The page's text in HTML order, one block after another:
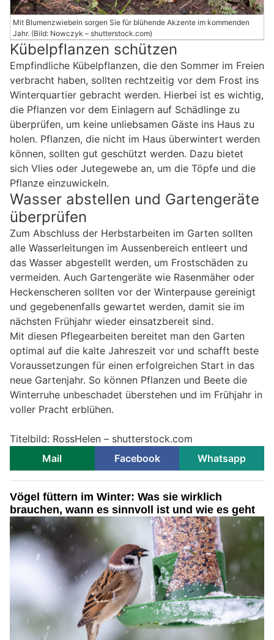
Mit Blumenzwiebeln sorgen Sie für blühende Akzente im kommenden
Jahr. (Bild: Nowczyk – shutterstock.com)
Kübelpflanzen schützen
Empfindliche Kübelpflanzen, die den Sommer im Freien
verbracht haben, sollten rechtzeitig vor dem Frost ins
Winterquartier gebracht werden. Hierbei ist es wichtig,
die Pflanzen vor dem Einlagern auf Schädlinge zu
überprüfen, um keine unliebsamen Gäste ins Haus zu
holen. Pflanzen, die nicht im Haus überwintert werden
können, sollten gut geschützt werden. Dazu bietet
sich Vlies oder Jutegewebe an, um die Töpfe und die
Pflanze einzuwickeln.
Wasser abstellen und Gartengeräte
überprüfen
Zum Abschluss der Herbstarbeiten im Garten sollten
alle Wasserleitungen im Aussenbereich entleert und
das Wasser abgestellt werden, um Frostschäden zu
vermeiden. Auch Gartengeräte wie Rasenmäher oder
Heckenscheren sollten vor der Winterpause gereinigt
und gegebenenfalls gewartet werden, damit sie im
nächsten Frühjahr wieder einsatzbereit sind.
Mit diesen Pflegearbeiten bereitet man den Garten
optimal auf die kalte Jahreszeit vor und schafft beste
Voraussetzungen für einen erfolgreichen Start in das
neue Gartenjahr. So können Pflanzen und Beete die
Winterruhe unbeschadet überstehen und im Frühjahr in
voller Pracht erblühen.
Titelbild: RossHelen – shutterstock.com
Mail
Facebook Whatsapp
Vögel füttern im Winter: Was sie wirklich
brauchen, wann es sinnvoll ist und wie es geht